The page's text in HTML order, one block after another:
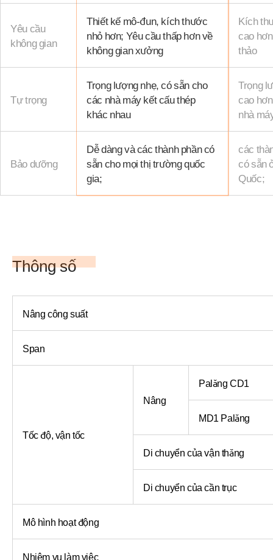
Yêu cầu
không gian
Thiết kế mô-đun, kích thước
nhỏ hơn; Yêu cầu thấp hơn về
không gian xưởng
Kích
cao
thảo
Tự trọng
Trọng lượng nhẹ, có sẵn cho
các nhà máy kết cấu thép
khác nhau
Trọng
cao
nhà
Bảo dưỡng
Dễ dàng và các thành phần có
sẵn cho mọi thị trường quốc
gia;
các
có sẵn
Quốc;
Thông số
Nâng công suất
Span
Tốc độ, vận tốc
Nâng
Palăng CD1
MD1 Palăng
Di chuyển của vận thăng
Di chuyển của cần trục
Mô hình hoạt động
Nhiệm vụ làm việc